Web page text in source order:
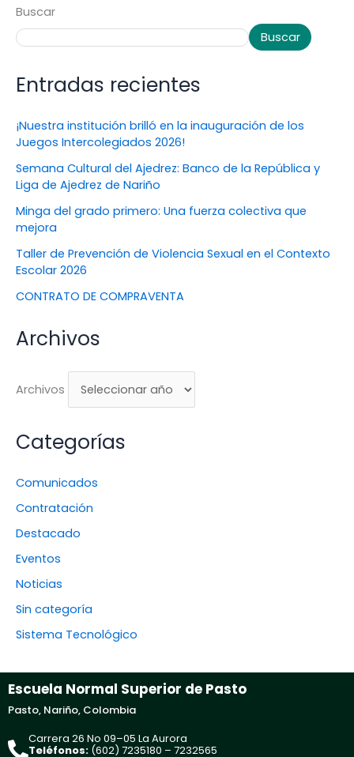
Buscar
Buscar
Entradas recientes
¡Nuestra institución brilló en la inauguración de los
Juegos Intercolegiados 2026!
Semana Cultural del Ajedrez: Banco de la República y
Liga de Ajedrez de Nariño
Minga del grado primero: Una fuerza colectiva que
mejora
Taller de Prevención de Violencia Sexual en el Contexto
Escolar 2026
CONTRATO DE COMPRAVENTA
Archivos
Archivos
Categorías
Comunicados
Contratación
Destacado
Eventos
Noticias
Sin categoría
Sistema Tecnológico
Escuela Normal Superior de Pasto
Pasto, Nariño, Colombia
Carrera 26 No 09–05 La Aurora
Teléfonos: (602) 7235180 – 7232565